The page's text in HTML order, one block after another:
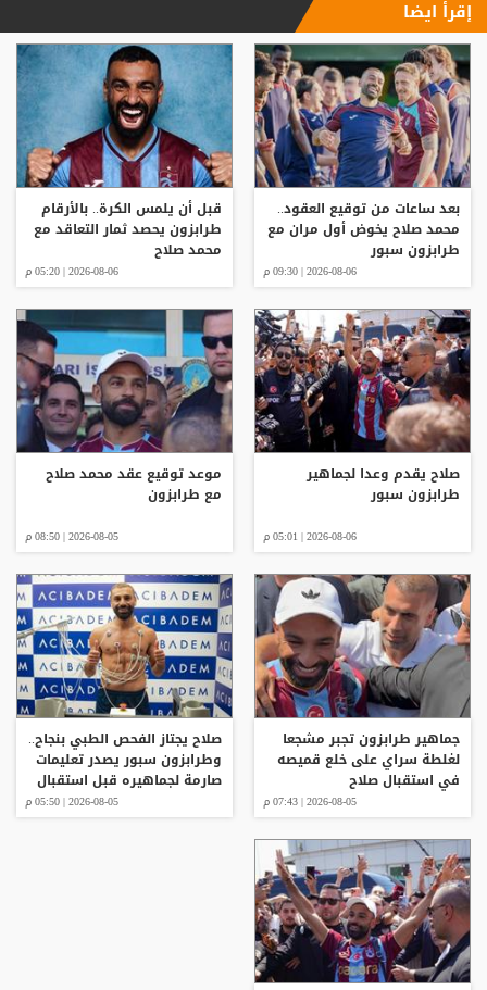
إقرأ ايضا
بعد ساعات من توقيع العقود..
محمد صلاح يخوض أول مران مع
طرابزون سبور
2026-08-06 | 09:30 م
قبل أن يلمس الكرة.. بالأرقام
طرابزون يحصد ثمار التعاقد مع
محمد صلاح
2026-08-06 | 05:20 م
صلاح يقدم وعدا لجماهير
طرابزون سبور
2026-08-06 | 05:01 م
موعد توقيع عقد محمد صلاح
مع طرابزون
2026-08-05 | 08:50 م
جماهير طرابزون تجبر مشجعا
لغلطة سراي على خلع قميصه
في استقبال صلاح
2026-08-05 | 07:43 م
صلاح يجتاز الفحص الطبي بنجاح..
وطرابزون سبور يصدر تعليمات
صارمة لجماهيره قبل استقبال
2026-08-05 | 05:50 م